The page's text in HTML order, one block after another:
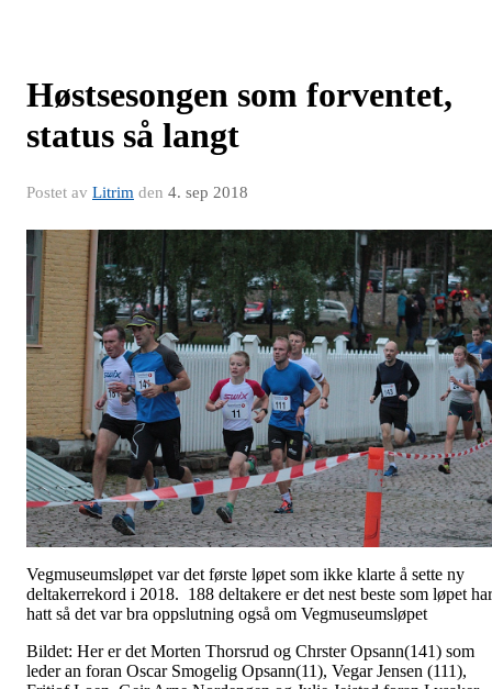
Høstsesongen som forventet,
status så langt
Postet av Litrim den 4. sep 2018
Vegmuseumsløpet var det første løpet som ikke klarte å sette ny
deltakerrekord i 2018. 188 deltakere er det nest beste som løpet har
hatt så det var bra oppslutning også om Vegmuseumsløpet
Bildet: Her er det Morten Thorsrud og Chrster Opsann(141) som
leder an foran Oscar Smogelig Opsann(11), Vegar Jensen (111),